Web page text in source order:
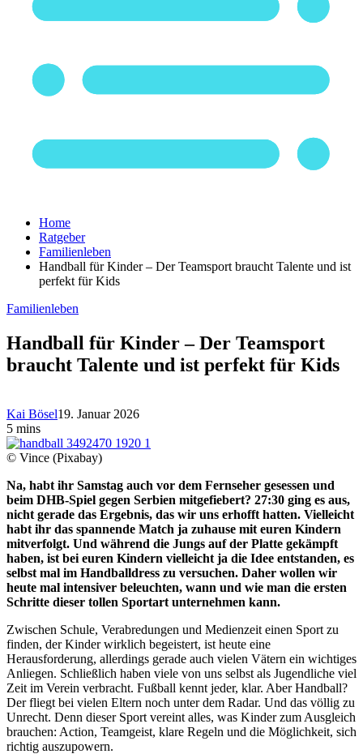
Home
Ratgeber
Familienleben
Handball für Kinder – Der Teamsport braucht Talente und ist
perfekt für Kids
Familienleben
Handball für Kinder – Der Teamsport
braucht Talente und ist perfekt für Kids
Kai Bösel19. Januar 2026
5 mins
© Vince (Pixabay)
Na, habt ihr Samstag auch vor dem Fernseher gesessen und
beim DHB-Spiel gegen Serbien mitgefiebert? 27:30 ging es aus,
nicht gerade das Ergebnis, das wir uns erhofft hatten. Vielleicht
habt ihr das spannende Match ja zuhause mit euren Kindern
mitverfolgt. Und während die Jungs auf der Platte gekämpft
haben, ist bei euren Kindern vielleicht ja die Idee entstanden, es
selbst mal im Handballdress zu versuchen. Daher wollen wir
heute mal intensiver beleuchten, wann und wie man die ersten
Schritte dieser tollen Sportart unternehmen kann.
Zwischen Schule, Verabredungen und Medienzeit einen Sport zu
finden, der Kinder wirklich begeistert, ist heute eine
Herausforderung, allerdings gerade auch vielen Vätern ein wichtiges
Anliegen. Schließlich haben viele von uns selbst als Jugendliche viel
Zeit im Verein verbracht. Fußball kennt jeder, klar. Aber Handball?
Der fliegt bei vielen Eltern noch unter dem Radar. Und das völlig zu
Unrecht. Denn dieser Sport vereint alles, was Kinder zum Ausgleich
brauchen: Action, Teamgeist, klare Regeln und die Möglichkeit, sich
richtig auszupowern.